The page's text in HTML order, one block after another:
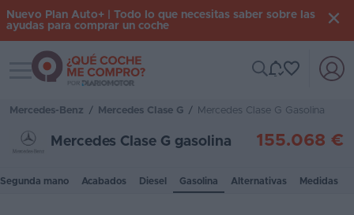
Iniciar
Inicio
Coches
Nuevo Plan Auto+ | Todo lo que necesitas saber sobre las
ayudas para comprar un coche
Toggle navigation
Mercedes-Benz / Mercedes Clase G / Mercedes Clase G Gasolina
Mercedes Clase G gasolina 155.068 €
Segunda mano Acabados Diesel Gasolina Alternativas Medidas